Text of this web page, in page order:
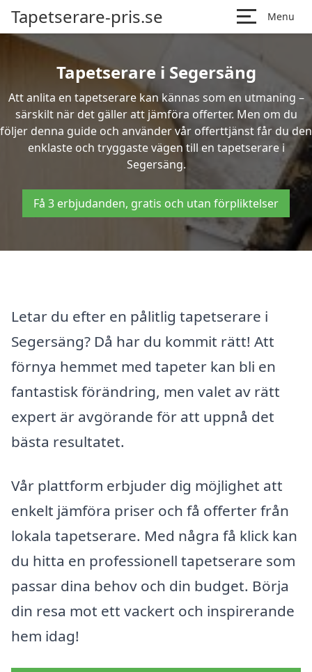
Tapetserare-pris.se Menu
Tapetserare i Segersäng
Att anlita en tapetserare kan kännas som en utmaning –
särskilt när det gäller att jämföra offerter. Men om du
följer denna guide och använder vår offerttjänst får du den
enklaste och tryggaste vägen till en tapetserare i
Segersäng.
Få 3 erbjudanden, gratis och utan förpliktelser
Letar du efter en pålitlig tapetserare i
Segersäng? Då har du kommit rätt! Att
förnya hemmet med tapeter kan bli en
fantastisk förändring, men valet av rätt
expert är avgörande för att uppnå det
bästa resultatet.
Vår plattform erbjuder dig möjlighet att
enkelt jämföra priser och få offerter från
lokala tapetserare. Med några få klick kan
du hitta en professionell tapetserare som
passar dina behov och din budget. Börja
din resa mot ett vackert och inspirerande
hem idag!